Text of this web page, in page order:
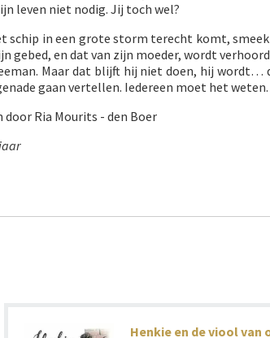
leven niet nodig. Jij toch wel?
schip in een grote storm terecht komt,
gebed, en dat van zijn moeder, wordt
Maar dat blijft hij niet doen, hij wordt…
gaan vertellen. Iedereen moet het weten.
door Ria Mourits - den Boer
Henkie en de viool van